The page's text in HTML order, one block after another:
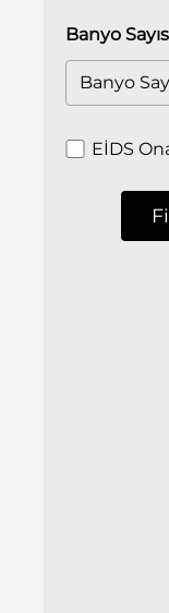
Banyo
Banyo
EİDS